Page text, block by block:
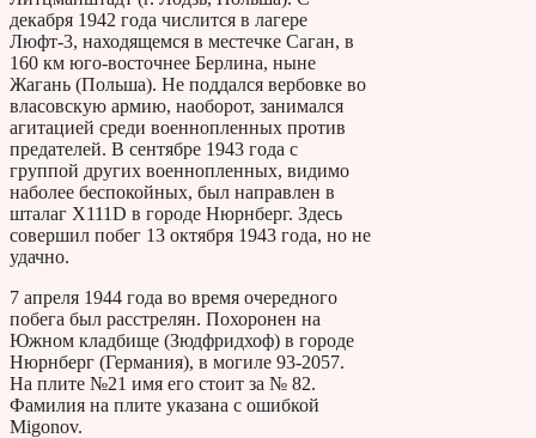
декабря 1942 года числится в лагере
Люфт-3, находящемся в местечке Саган, в
160 км юго-восточнее Берлина, ныне
Жагань (Польша). Не поддался вербовке во
власовскую армию, наоборот, занимался
агитацией среди военнопленных против
предателей. В сентябре 1943 года с
группой других военнопленных, видимо
наболее беспокойных, был направлен в
шталаг Х111D в городе Нюрнберг. Здесь
совершил побег 13 октября 1943 года, но не
удачно.
7 апреля 1944 года во время очередного
побега был расстрелян. Похоронен на
Южном кладбище (Зюдфридхоф) в городе
Нюрнберг (Германия), в могиле 93-2057.
На плите №21 имя его стоит за № 82.
Фамилия на плите указана с ошибкой
Мigonov.